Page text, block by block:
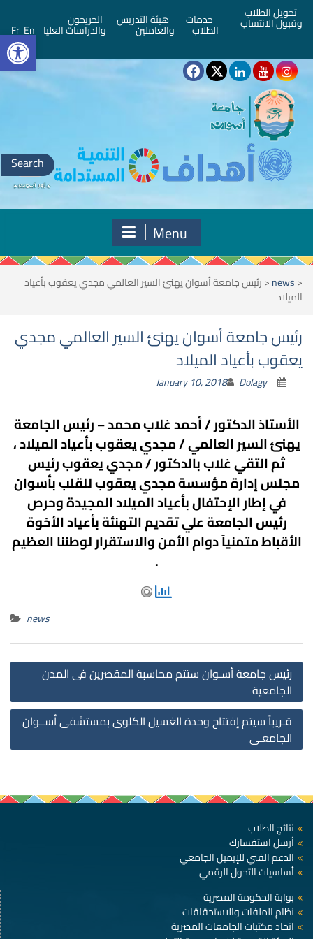
تحويل الطلاب
وقبول الانتساب خدمات
الطلاب
هيئة التدريس
والعاملين
الخريجون
والدراسات العليا En
Fr
Search
for:
Menu
<
news
<رئيس جامعة أسوان يهنئ السير العالمي مجدي يعقوب بأعياد
الميلاد
رئيس جامعة أسوان يهنئ السير العالمي مجدي
يعقوب بأعياد الميلاد
January 10, 2018 Dolagy
الأستاذ الدكتور / أحمد غلاب محمد – رئيس الجامعة
يهنئ السير العالمي / مجدي يعقوب بأعياد الميلاد ،
ثم التقي غلاب بالدكتور / مجدي يعقوب رئيس
مجلس إدارة مؤسسة مجدي يعقوب للقلب بأسوان
في إطار الإحتفال بأعياد الميلاد المجيدة وحرص
رئيس الجامعة علي تقديم التهنئة بأعياد الأخوة
الأقباط متمنياً دوام الأمن والاستقرار لوطننا العظيم
.
news
رئيس جامعة أسـوان ستتم محاسبة المقصرين فى المدن
الجامعية
قـريباً سيتم إفتتاح وحدة الغسيل الكلوى بمستشفى أســوان
الجامعـى
نتائج الطلاب
أرسل استفسارك
الدعم الفني للإيميل الجامعي
أساسيات التحول الرقمي
بوابة الحكومة المصرية
نظام الملفات والاستحقاقات
اتحاد مكتبات الجامعات المصرية